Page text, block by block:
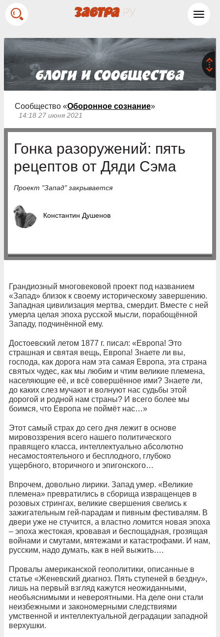
Сообщество «Оборонное сознание»
14:18 27 июня 2021
Гонка разоружений: пять
рецептов от Дяди Сэма
Проект "Запад" закрывается
Константин Душенов
Грандиозный многовековой проект под названием
«Запад» близок к своему историческому завершению.
Западная цивилизация мертва, смердит. Вместе с ней
умерла целая эпоха русской мысли, порабощённой
Западу, подчинённой ему.
Достоевский летом 1877 г. писал: «Европа! Это
страшная и святая вещь, Европа! Знаете ли вы,
господа, как дорога нам эта самая Европа, эта страна
святых чудес, как мы любим и чтим великие племена,
населяющие её, и всё совершённое ими? Знаете ли,
до каких слез мучают и волнуют нас судьбы этой
дорогой и родной нам страны? И всего более мы
боимся, что Европа не поймёт нас…»
Этот самый страх до сего дня лежит в основе
мировоззрения всего нашего политического
правящего класса, интеллектуально абсолютно
несамостоятельного и бесплодного, глубоко
ущербного, вторичного и эпигонского…
Впрочем, довольно лирики. Запад умер. «Великие
племена» превратились в сборища извращенцев в
розовых стрингах, великие свершения свелись к
зажигательным гей-парадам и пивным фестивалям. В
двери уже не стучится, а властно ломится новая эпоха
– эпоха жестокая, кровавая и беспощадная, грозящая
войнами и смутами, мятежами и катастрофами. И нам,
русским, надо думать, как в ней выжить….
Провалы американской геополитики, описанные в
статье «Женевский диагноз. Пять ступеней в бездну»,
лишь на первый взгляд кажутся неожиданными,
необъяснимыми и невероятными. На деле они стали
неизбежными и закономерными следствиями
умственной и интеллектуальной деградации западной
верхушки.